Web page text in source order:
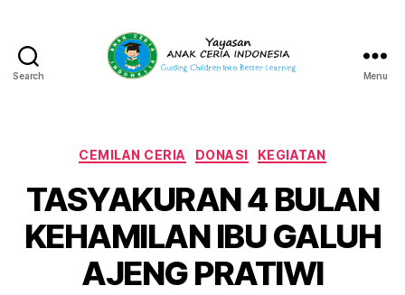
Search
Indonesia
Menu
Categories
CEMILAN CERIA DONASI KEGIATAN
TASYAKURAN 4 BULAN
KEHAMILAN IBU GALUH
AJENG PRATIWI